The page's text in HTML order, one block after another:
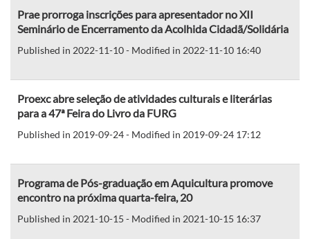
Prae prorroga inscrições para apresentador no XII
Seminário de Encerramento da Acolhida Cidadã/Solidária
Published in 2022-11-10 - Modified in 2022-11-10 16:40
Proexc abre seleção de atividades culturais e literárias
para a 47ª Feira do Livro da FURG
Published in 2019-09-24 - Modified in 2019-09-24 17:12
Programa de Pós-graduação em Aquicultura promove
encontro na próxima quarta-feira, 20
Published in 2021-10-15 - Modified in 2021-10-15 16:37